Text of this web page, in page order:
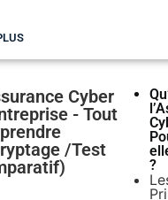
Cyber
- Tout
/Test
?